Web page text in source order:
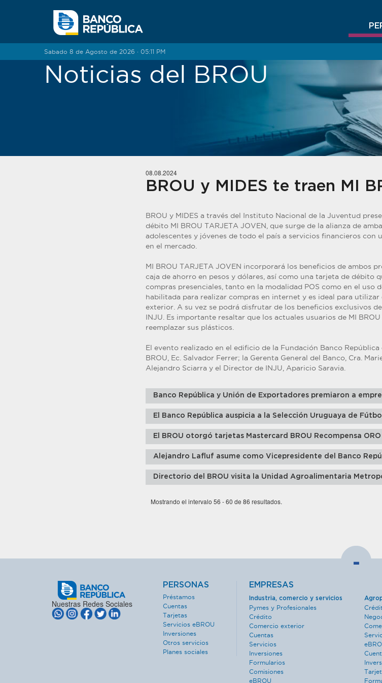
Sabado 8 de Agosto de 2026 · 05:11 PM
Noticias del BROU
08.08.2024
BROU y MIDES te traen MI
BROU y MIDES a través del Instituto Nacional de la Juventud
débito MI BROU TARJETA JOVEN, que surge de la alianza de
adolescentes y jóvenes de todo el país a servicios financieros
en el mercado.
MI BROU TARJETA JOVEN incorporará los beneficios de ambos
caja de ahorro en pesos y dólares, así como una tarjeta de débito
compras presenciales, tanto en la modalidad POS como en el uso
habilitada para realizar compras en internet y es ideal para
exterior. A su vez se podrá disfrutar de los beneficios exclusivos
INJU. Es importante resaltar que los actuales usuarios de MI
reemplazar sus plásticos.
El evento realizado en el edificio de la Fundación Banco
BROU, Ec. Salvador Ferrer; la Gerenta General del Banco, Cra.
Alejandro Sciarra y el Director de INJU, Aparicio Saravia.
Banco República y Unión de Exportadores premiaron a
El Banco República auspicia a la Selección Uruguaya de Fútbol
El BROU otorgó tarjetas Mastercard BROU Recompensa
Alejandro Lafluf asume como Vicepresidente del Banco
Directorio del BROU visita la Unidad Agroalimentaria
Mostrando el intervalo 56 - 60 de 86 resultados.
-
Nuestras Redes Sociales
PERSONAS
Préstamos
Cuentas
Tarjetas
Servicios eBROU
Inversiones
Otros servicios
Planes sociales
EMPRESAS
Industria, comercio y servicios
Pymes y Profesionales
Crédito
Comercio exterior
Cuentas
Servicios
Inversiones
Formularios
Comisiones
eBROU